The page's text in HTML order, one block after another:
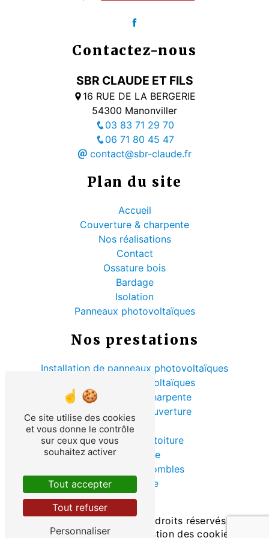
Contactez-nous
SBR CLAUDE ET FILS
16 RUE DE LA BERGERIE
54300 Manonviller
03 83 71 29 70
06 71 80 45 47
contact@sbr-claude.fr
Plan du site
Accueil
Couverture & charpente
Nos réalisations
Contact
Ossature bois
Bardage
Isolation
Panneaux photovoltaïques
Nos prestations
Installation de panneaux photovoltaïques
Panneaux photovoltaïques
Rénovation de charpente
Entreprise de couverture
Sarking
Rénovation de toiture
Couverture
Isolation des combles
Charpente
Bardage
- 2026 - Tous droits réservés -
Mentions légales
Gestion des cookies
Ce site utilise des cookies
et vous donne le contrôle
sur ceux que vous
souhaitez activer
Tout accepter
Tout refuser
Personnaliser